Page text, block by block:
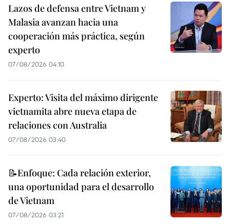
Lazos de defensa entre Vietnam y
Malasia avanzan hacia una
cooperación más práctica, según
experto
07/08/2026 04:10
Experto: Visita del máximo dirigente
vietnamita abre nueva etapa de
relaciones con Australia
07/08/2026 03:40
📝Enfoque: Cada relación exterior,
una oportunidad para el desarrollo
de Vietnam
07/08/2026 03:21